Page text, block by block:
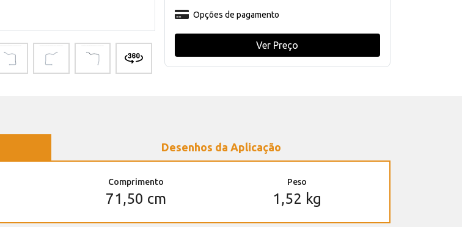
Opções de pagamento
Ver Preço
Desenhos da Aplicação
Comprimento
71,50 cm
Peso
1,52 kg